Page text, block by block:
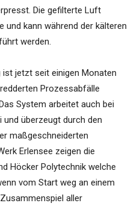
Die gefilterte Luft
und kann während der kälteren
werden.
jetzt seit einigen Monaten
Prozessabfälle
System arbeitet auch bei
überzeugt durch den
maßgeschneiderten
Erlensee zeigen die
Höcker Polytechnik welche
vom Start weg an einem
aller